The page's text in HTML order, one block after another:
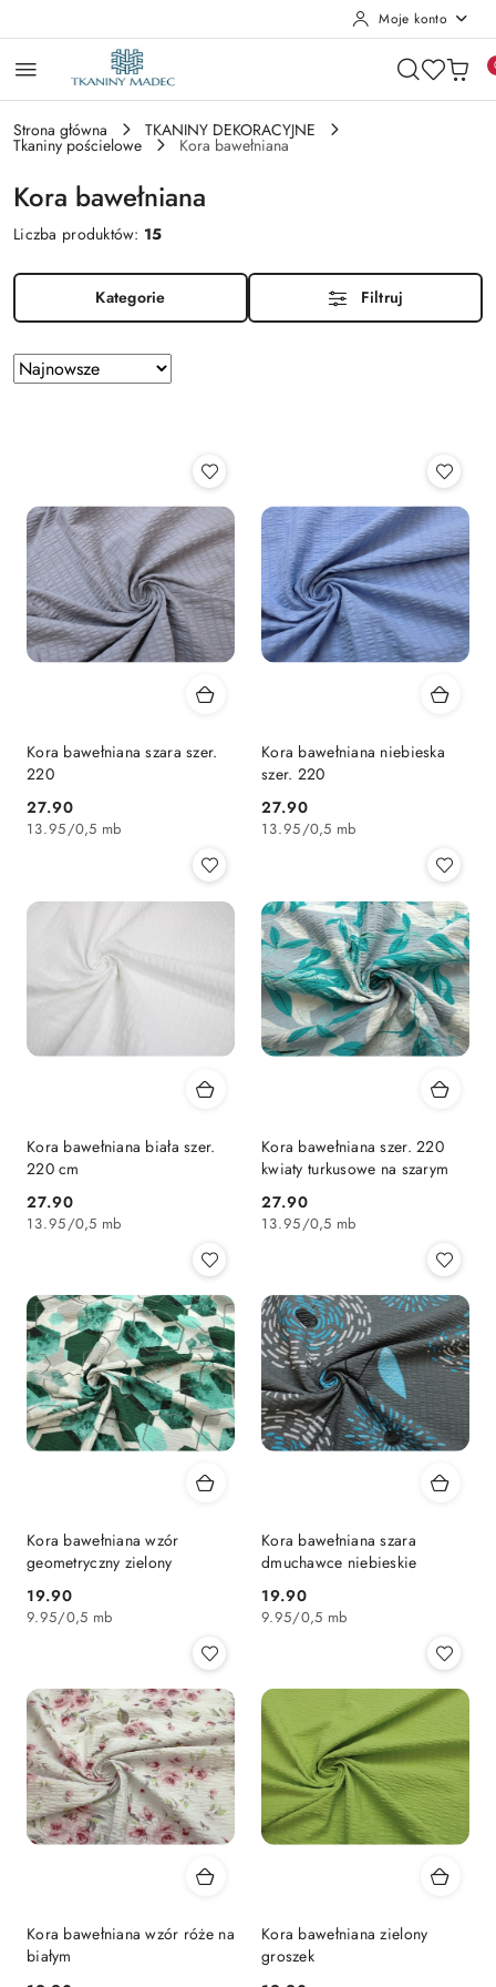
Moje konto
Strona główna TKANINY DEKORACYJNE
Tkaniny pościelowe Kora bawełniana
Kora bawełniana
Liczba produktów: 15
Kategorie Filtruj
Zastosowano
sortowanie:
Sortuj
według
Kora bawełniana szara szer.
220
Cena:
27.90
13.95/0,5 mb
Kora bawełniana niebieska
szer. 220
Cena:
27.90
13.95/0,5 mb
Kora bawełniana biała szer.
220 cm
Cena:
27.90
13.95/0,5 mb
Kora bawełniana szer. 220
kwiaty turkusowe na szarym
Cena:
27.90
13.95/0,5 mb
Kora bawełniana wzór
geometryczny zielony
Cena:
19.90
9.95/0,5 mb
Kora bawełniana szara
dmuchawce niebieskie
Cena:
19.90
9.95/0,5 mb
Kora bawełniana wzór róże na
białym
Kora bawełniana zielony
groszek